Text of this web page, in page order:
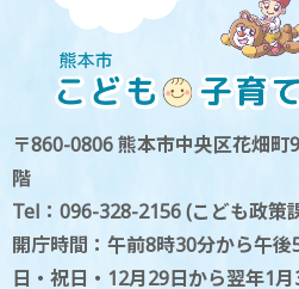
〒860-0806 熊本市中央区花畑
階
Tel：096-328-2156 (こども政策
開庁時間：午前8時30分から午
日・祝日・12月29日から翌年1月